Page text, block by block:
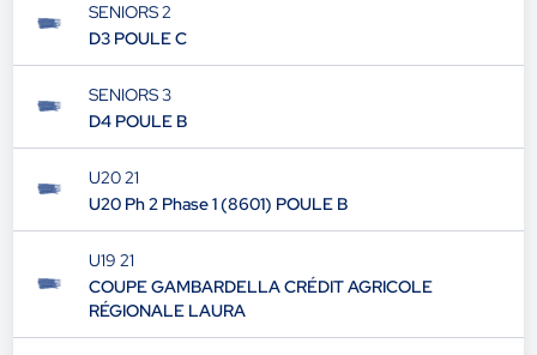
SENIORS 2
D3 POULE C
SENIORS 3
D4 POULE B
U20 21
U20 Ph 2 Phase 1 (8601) POULE B
U19 21
COUPE GAMBARDELLA CRÉDIT AGRICOLE
RÉGIONALE LAURA